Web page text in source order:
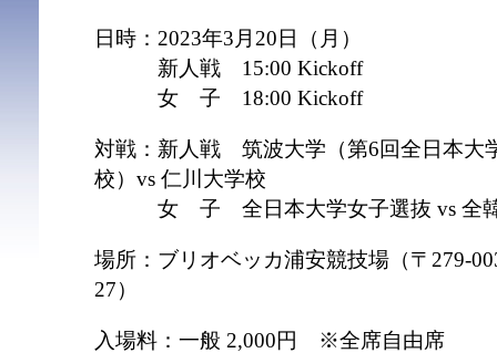
日時：2023年3月20日（月）
新人戦 15:00 Kickoff
女 子 18:00 Kickoff
対戦：新人戦 筑波⼤学（第6回全日本大
校）vs 仁川⼤学校
女 子 全⽇本⼤学⼥⼦選抜 vs 全韓
場所：ブリオベッカ浦安競技場（〒279-
27）
⼊場料：⼀般 2,000円 ※全席自由席